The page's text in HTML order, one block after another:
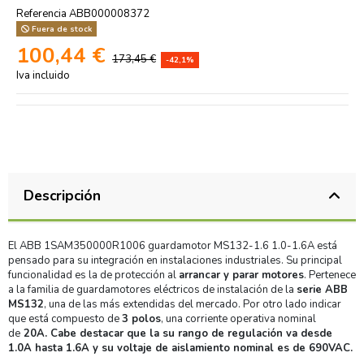
Referencia ABB000008372
Fuera de stock
100,44 € 173,45 € -42,1%
Iva incluido
Descripción
El ABB 1SAM350000R1006 guardamotor MS132-1.6 1.0-1.6A está
pensado para su integración en instalaciones industriales. Su principal
funcionalidad es la de protección al arrancar y parar motores. Pertenece
a la familia de guardamotores eléctricos de instalación de la serie ABB
MS132, una de las más extendidas del mercado. Por otro lado indicar
que está compuesto de3 polos, una corriente operativa nominal
de20A. Cabe destacar que la su rango de regulación va desde
1.0A hasta 1.6Ay su voltaje de aislamiento nominal es de 690VAC.